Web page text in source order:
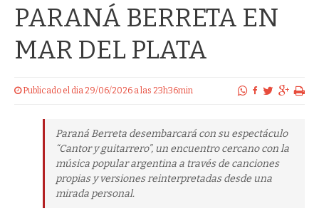
PARANÁ BERRETA EN
MAR DEL PLATA
Publicado el dia 29/06/2026 a las 23h36min
Paraná Berreta desembarcará con su espectáculo
“Cantor y guitarrero”, un encuentro cercano con la
música popular argentina a través de canciones
propias y versiones reinterpretadas desde una
mirada personal.